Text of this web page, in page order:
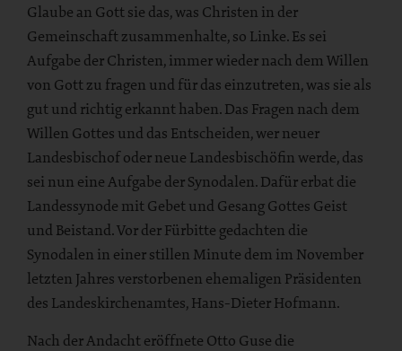
Glaube an Gott sie das, was Christen in der
Gemeinschaft zusammenhalte, so Linke. Es sei
Aufgabe der Christen, immer wieder nach dem Willen
von Gott zu fragen und für das einzutreten, was sie als
gut und richtig erkannt haben. Das Fragen nach dem
Willen Gottes und das Entscheiden, wer neuer
Landesbischof oder neue Landesbischöfin werde, das
sei nun eine Aufgabe der Synodalen. Dafür erbat die
Landessynode mit Gebet und Gesang Gottes Geist
und Beistand. Vor der Fürbitte gedachten die
Synodalen in einer stillen Minute dem im November
letzten Jahres verstorbenen ehemaligen Präsidenten
des Landeskirchenamtes, Hans-Dieter Hofmann.
Nach der Andacht eröffnete Otto Guse die